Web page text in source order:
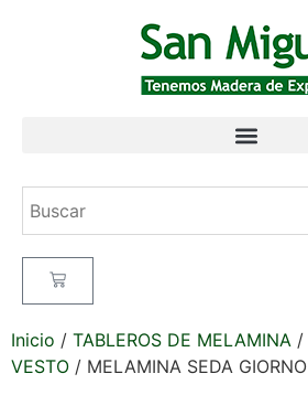
Inicio / TABLEROS DE MELAMINA /
VESTO / MELAMINA SEDA GIORNO